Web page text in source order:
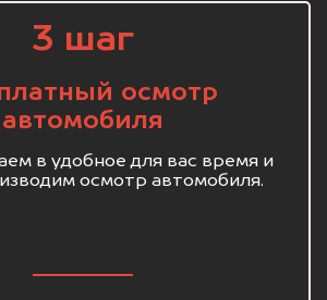
3 шаг
осмотр
автомобиля
в удобное для вас время и
осмотр автомобиля.